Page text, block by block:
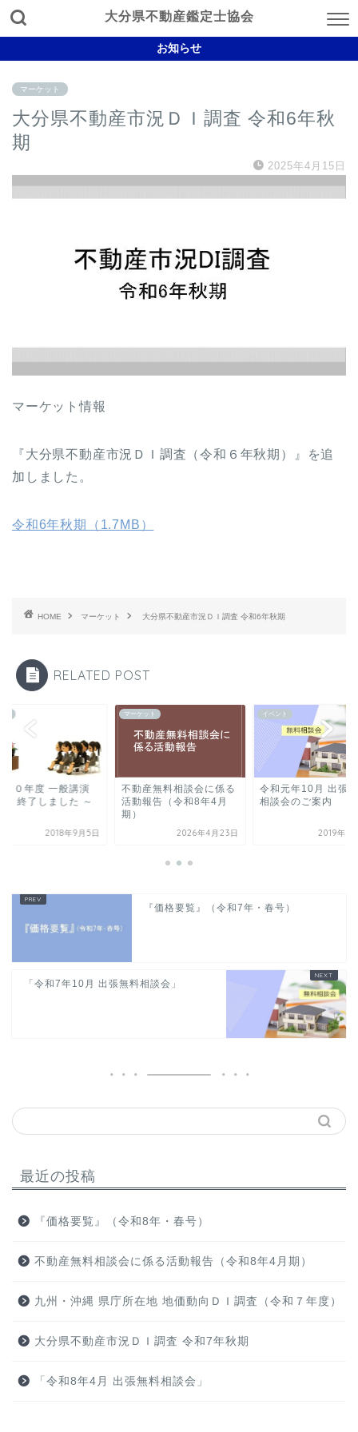
大分県不動産鑑定士協会
お知らせ
マーケット
大分県不動産市況ＤＩ調査 令和6年秋
期
2025年4月15日
マーケット情報
『大分県不動産市況ＤＩ調査（令和６年秋期）』を追
加しました。
令和6年秋期（1.7MB）
HOME マーケット 大分県不動産市況ＤＩ調査 令和6年秋期
RELATED POST
３０年度 一般講演
終了しました ～
2018年9月5日
マーケット
不動産無料相談会に係る
活動報告（令和8年4月
期）
2026年4月23日
イベント
令和元年10月 出張
相談会のご案内
2019年9
『価格要覧』（令和7年・春号）
「令和7年10月 出張無料相談会」
最近の投稿
『価格要覧』（令和8年・春号）
不動産無料相談会に係る活動報告（令和8年4月期）
九州・沖縄 県庁所在地 地価動向ＤＩ調査（令和７年度）
大分県不動産市況ＤＩ調査 令和7年秋期
「令和8年4月 出張無料相談会」